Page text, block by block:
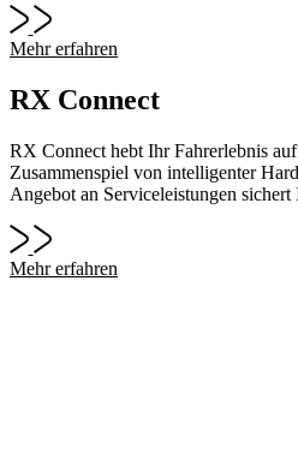
Mehr erfahren
RX Connect
RX Connect hebt Ihr Fahrerlebnis
Zusammenspiel von intelligenter
Angebot an Serviceleistungen
Mehr erfahren